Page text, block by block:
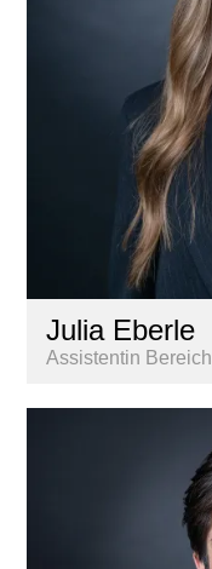
Julia Eberle
Assistentin